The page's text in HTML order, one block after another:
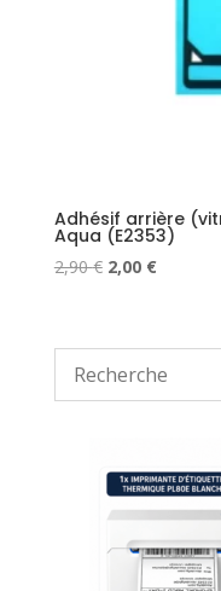
Adhésif arrière
Aqua (E2353)
2,90€ Le
était :
2,90 €.
2,00 €Le
est :
2,00 €.